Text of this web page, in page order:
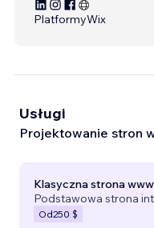
PlatformyWix
Usługi
Projektowanie stron
Klasyczna strona www
Podstawowa strona
Od250 $